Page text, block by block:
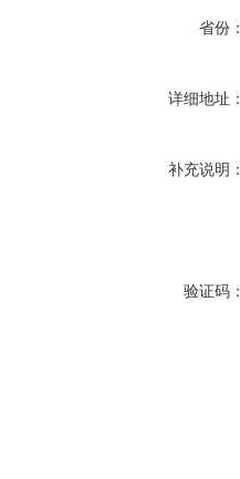
省份：
详细地址：
补充说明：
验证码：